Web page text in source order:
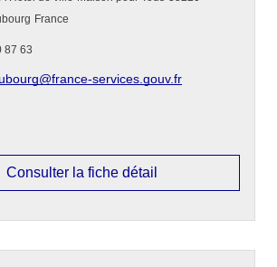
France
87 63
services.gouv.fr
Consulter la fiche détail